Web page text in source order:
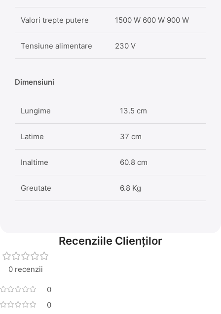
Valori trepte putere 1500 W 600 W 900 W
Tensiune alimentare 230 V
Dimensiuni
Lungime 13.5 cm
Latime 37 cm
Inaltime 60.8 cm
Greutate 6.8 Kg
Recenziile Clienților
0 recenzii
0
0